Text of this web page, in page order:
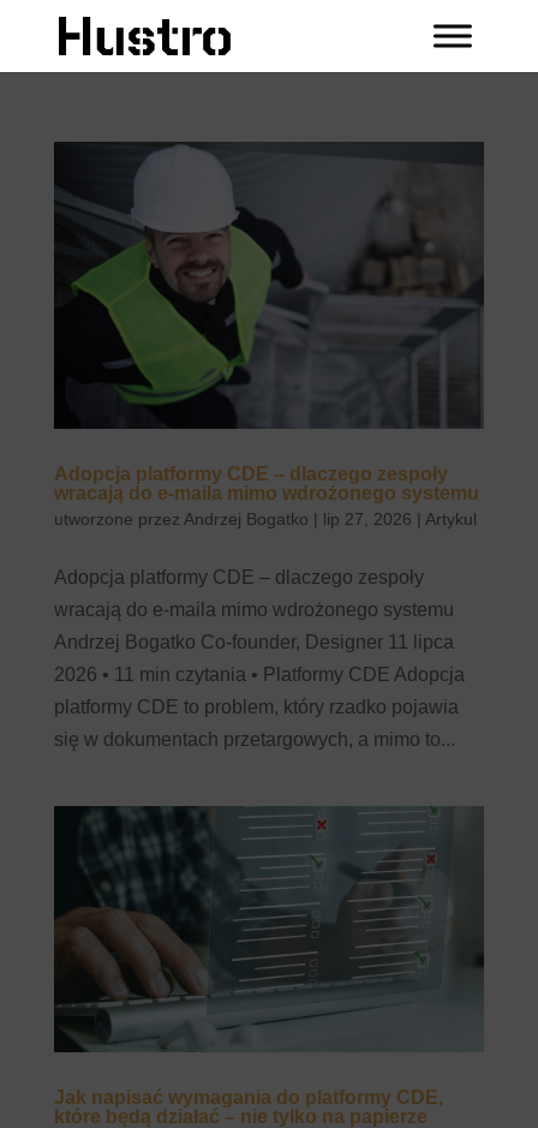
Adopcja platformy CDE – dlaczego zespoły
wracają do e-maila mimo wdrożonego systemu
utworzone przez Andrzej Bogatko | lip 27, 2026 | Artykul
Adopcja platformy CDE – dlaczego zespoły
wracają do e-maila mimo wdrożonego systemu
Andrzej Bogatko Co-founder, Designer 11 lipca
2026 • 11 min czytania • Platformy CDE Adopcja
platformy CDE to problem, który rzadko pojawia
się w dokumentach przetargowych, a mimo to...
Jak napisać wymagania do platformy CDE,
które będą działać – nie tylko na papierze